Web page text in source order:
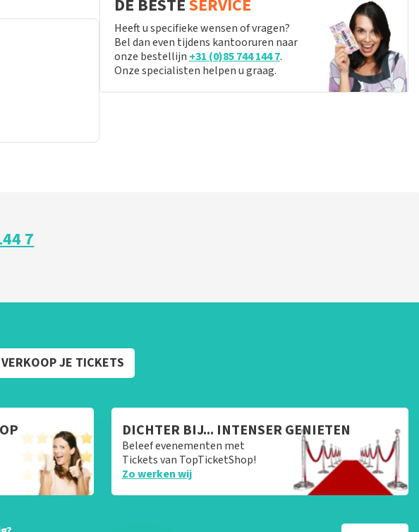
DE BESTESERVICE
Heeft u specifieke wensen of vragen?
Bel dan even tijdens kantooruren naar
onze bestellijn +31 (0)85 744 144 7.
Onze specialisten helpen u graag.
7
VERKOOP JE TICKETS
DICHTER BIJ... INTENSER GENIETEN
Beleef evenementen met
Tickets van TopTicketShop!
Zo werken wij